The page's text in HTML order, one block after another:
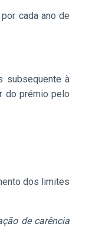
cada ano de
subsequente à
do prémio pelo
dos limites
de carência